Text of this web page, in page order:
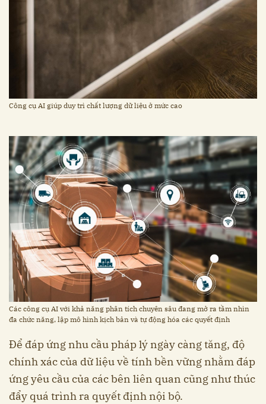
Công cụ AI giúp duy trì chất lượng dữ liệu ở mức cao
Các công cụ AI với khả năng phân tích chuyên sâu đang mở ra tầm nhìn
đa chức năng, lập mô hình kịch bản và tự động hóa các quyết định
Để đáp ứng nhu cầu pháp lý ngày càng tăng, độ
chính xác của dữ liệu về tính bền vững nhằm đáp
ứng yêu cầu của các bên liên quan cũng như thúc
đẩy quá trình ra quyết định nội bộ.